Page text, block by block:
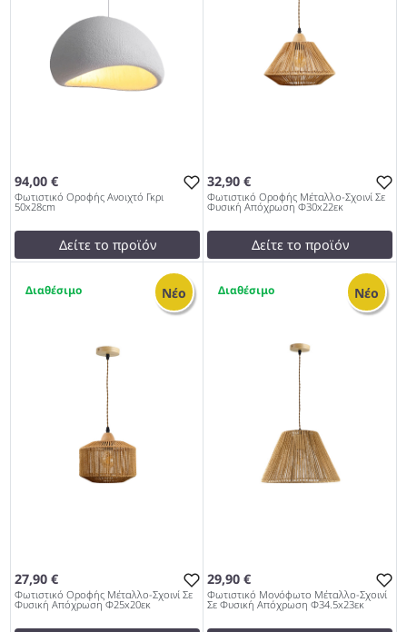
94,00 €
Φωτιστικό Οροφής Ανοιχτό Γκρι
50x28cm
Δείτε το προϊόν
testFalse
Φωτιστικό Οροφής Ανοιχτό
32,90 €
Φωτιστικό Οροφής Μέταλλο-Σχοινί Σε
Φυσική Απόχρωση Φ30x22εκ
Δείτε το προϊόν
Φωτιστικό Οροφής
Μέταλλο-Σχοινί Σε Φυσική
Νέο
27,90 €
Φωτιστικό Οροφής Μέταλλο-Σχοινί Σε
Φυσική Απόχρωση Φ25x20εκ
Νέο
29,90 €
Φωτιστικό Μονόφωτο Μέταλλο-Σχοινί
Σε Φυσική Απόχρωση Φ34.5x23εκ